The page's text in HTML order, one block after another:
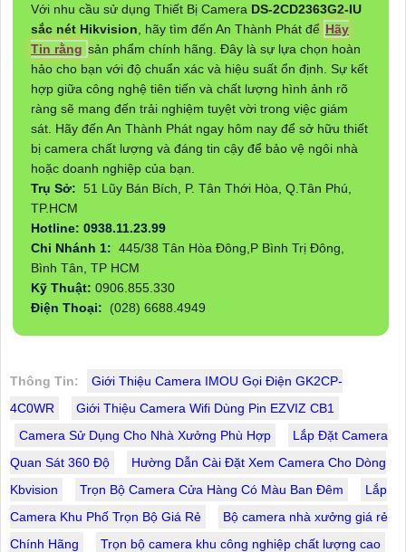
Với nhu cầu sử dụng Thiết Bị Camera DS-2CD2363G2-IU
sắc nét Hikvision , hãy tìm đến An Thành Phát để Hãy
Tin rằng sản phẩm chính hãng. Đây là sự lựa chọn hoàn
hảo cho bạn với độ chuẩn xác và hiệu suất ổn định. Sự kết
hợp giữa công nghệ tiên tiến và chất lượng hình ảnh rõ
ràng sẽ mang đến trải nghiệm tuyệt vời trong việc giám
sát. Hãy đến An Thành Phát ngay hôm nay để sở hữu thiết
bị camera chất lượng và đáng tin cậy để bảo vệ ngôi nhà
hoặc doanh nghiệp của bạn.
Trụ Sở: 51 Lũy Bán Bích, P. Tân Thới Hòa, Q.Tân Phú,
TP.HCM
Hotline: 0938.11.23.99
Chi Nhánh 1: 445/38 Tân Hòa Đông,P Bình Trị Đông,
Bình Tân, TP HCM
Kỹ Thuật: 0906.855.330
Điện Thoại:
(028) 6688.4949
Thông Tin:
Giới Thiệu Camera IMOU Gọi Điện GK2CP-
4C0WR
Giới Thiệu Camera Wifi Dùng Pin EZVIZ CB1
Camera Sử Dụng Cho Nhà Xưởng Phù Hợp
Lắp Đặt Camera
Quan Sát 360 Độ
Hường Dẫn Cài Đặt Xem Camera Cho Dòng
Kbvision
Trọn Bộ Camera Cửa Hàng Có Màu Ban Đêm
Lắp
Camera Khu Phố Trọn Bộ Giá Rẻ
Bộ camera nhà xưởng giá rẻ
Chính Hãng
Trọn bộ camera khu công nghiệp chất lượng cao